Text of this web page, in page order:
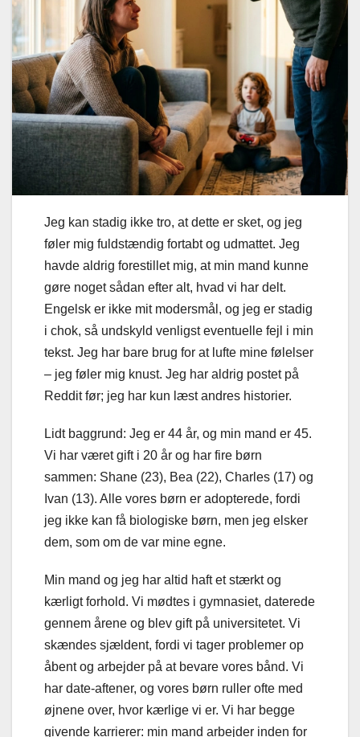
Jeg kan stadig ikke tro, at dette er sket, og jeg
føler mig fuldstændig fortabt og udmattet. Jeg
havde aldrig forestillet mig, at min mand kunne
gøre noget sådan efter alt, hvad vi har delt.
Engelsk er ikke mit modersmål, og jeg er stadig
i chok, så undskyld venligst eventuelle fejl i min
tekst. Jeg har bare brug for at lufte mine følelser
– jeg føler mig knust. Jeg har aldrig postet på
Reddit før; jeg har kun læst andres historier.
Lidt baggrund: Jeg er 44 år, og min mand er 45.
Vi har været gift i 20 år og har fire børn
sammen: Shane (23), Bea (22), Charles (17) og
Ivan (13). Alle vores børn er adopterede, fordi
jeg ikke kan få biologiske børn, men jeg elsker
dem, som om de var mine egne.
Min mand og jeg har altid haft et stærkt og
kærligt forhold. Vi mødtes i gymnasiet, daterede
gennem årene og blev gift på universitetet. Vi
skændes sjældent, fordi vi tager problemer op
åbent og arbejder på at bevare vores bånd. Vi
har date-aftener, og vores børn ruller ofte med
øjnene over, hvor kærlige vi er. Vi har begge
givende karrierer: min mand arbejder inden for